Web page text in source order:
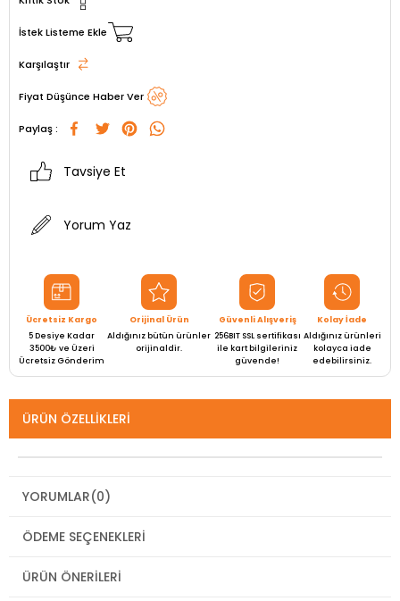
İstek Listeme Ekle
Karşılaştır
Fiyat Düşünce Haber Ver
Paylaş :
Tavsiye Et
Yorum Yaz
Ücretsiz Kargo
5 Desiye Kadar
3500₺ ve Üzeri
Ücretsiz Gönderim
Orijinal Ürün
Aldığınız bütün ürünler
orijinaldir.
Güvenli Alışveriş
256BIT SSL sertifikası
ile kart bilgileriniz
güvende!
Kolay İade
Aldığınız ürünleri
kolayca iade
edebilirsiniz.
ÜRÜN ÖZELLIKLERI
YORUMLAR(0)
ÖDEME SEÇENEKLERI
ÜRÜN ÖNERILERI